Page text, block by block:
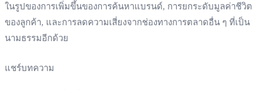
ในรูปของการเพิ่มขึ้นของการค้นหาแบรนด์, การยกระดับมูลค่าชีวิต
ของลูกค้า, และการลดความเสี่ยงจากช่องทางการตลาดอื่น ๆ ที่เป็น
นามธรรมอีกด้วย
แชร์บทความ